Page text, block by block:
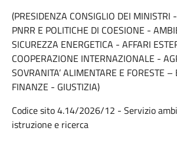
(PRESIDENZA CONSIGLIO DEI MINISTRI
PNRR E POLITICHE DI COESIONE -
SICUREZZA ENERGETICA - AFFARI
COOPERAZIONE INTERNAZIONALE -
SOVRANITA’ ALIMENTARE E FORESTE
FINANZE - GIUSTIZIA)
Codice sito 4.14/2026/12 - Servizio
istruzione e ricerca